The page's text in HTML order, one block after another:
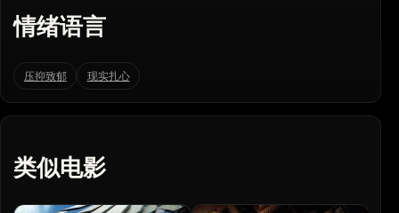
情绪语言
压抑致郁 现实扎心
类似电影